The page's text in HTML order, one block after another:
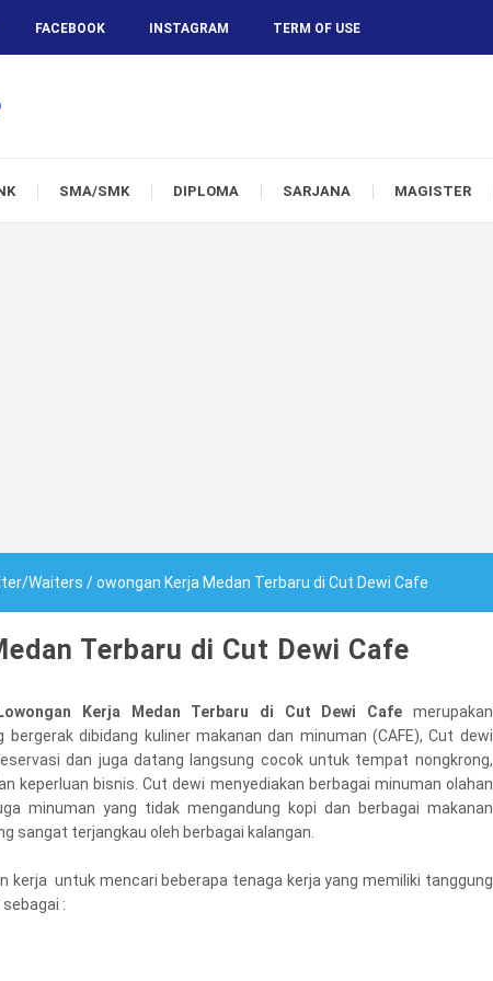
FACEBOOK INSTAGRAM TERM OF USE
SMA/SMK DIPLOMA SARJANA MAGISTER
Waiters /owongan Kerja Medan Terbaru di Cut Dewi Cafe
Terbaru di Cut Dewi Cafe
Kerja Medan Terbaru di Cut Dewi Cafe merupakan
bergerak dibidang kuliner makanan dan minuman (CAFE), Cut dewi
dan juga datang langsung cocok untuk tempat nongkrong,
keperluan bisnis. Cut dewi menyediakan berbagai minuman olahan
minuman yang tidak mengandung kopi dan berbagai makanan
sangat terjangkau oleh berbagai kalangan.
kerja untuk mencari beberapa tenaga kerja yang memiliki tanggung
: